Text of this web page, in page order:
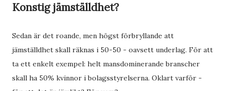
Konstig jämställdhet?
Sedan är det roande, men högst förbryllande att
jämställdhet skall räknas i 50-50 - oavsett underlag. För att
ta ett enkelt exempel: helt mansdominerande branscher
skall ha 50% kvinnor i bolagsstyrelserna. Oklart varför -